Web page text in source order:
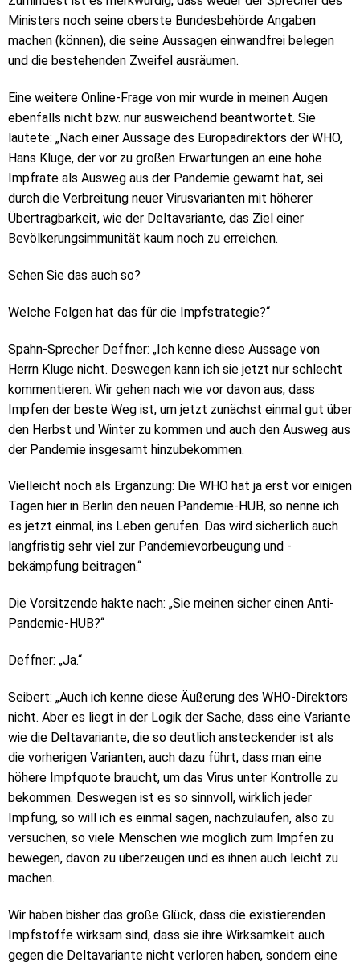
Ministers noch seine oberste Bundesbehörde Angaben
machen (können), die seine Aussagen einwandfrei belegen
und die bestehenden Zweifel ausräumen.
Eine weitere Online-Frage von mir wurde in meinen Augen
ebenfalls nicht bzw. nur ausweichend beantwortet. Sie
lautete: „Nach einer Aussage des Europadirektors der WHO,
Hans Kluge, der vor zu großen Erwartungen an eine hohe
Impfrate als Ausweg aus der Pandemie gewarnt hat, sei
durch die Verbreitung neuer Virusvarianten mit höherer
Übertragbarkeit, wie der Deltavariante, das Ziel einer
Bevölkerungsimmunität kaum noch zu erreichen.
Sehen Sie das auch so?
Welche Folgen hat das für die Impfstrategie?“
Spahn-Sprecher Deffner: „Ich kenne diese Aussage von
Herrn Kluge nicht. Deswegen kann ich sie jetzt nur schlecht
kommentieren. Wir gehen nach wie vor davon aus, dass
Impfen der beste Weg ist, um jetzt zunächst einmal gut über
den Herbst und Winter zu kommen und auch den Ausweg aus
der Pandemie insgesamt hinzubekommen.
Vielleicht noch als Ergänzung: Die WHO hat ja erst vor einigen
Tagen hier in Berlin den neuen Pandemie-HUB, so nenne ich
es jetzt einmal, ins Leben gerufen. Das wird sicherlich auch
langfristig sehr viel zur Pandemievorbeugung und -
bekämpfung beitragen.“
Die Vorsitzende hakte nach: „Sie meinen sicher einen Anti-
Pandemie-HUB?“
Deffner: „Ja.“
Seibert: „Auch ich kenne diese Äußerung des WHO-Direktors
nicht. Aber es liegt in der Logik der Sache, dass eine Variante
wie die Deltavariante, die so deutlich ansteckender ist als
die vorherigen Varianten, auch dazu führt, dass man eine
höhere Impfquote braucht, um das Virus unter Kontrolle zu
bekommen. Deswegen ist es so sinnvoll, wirklich jeder
Impfung, so will ich es einmal sagen, nachzulaufen, also zu
versuchen, so viele Menschen wie möglich zum Impfen zu
bewegen, davon zu überzeugen und es ihnen auch leicht zu
machen.
Wir haben bisher das große Glück, dass die existierenden
Impfstoffe wirksam sind, dass sie ihre Wirksamkeit auch
gegen die Deltavariante nicht verloren haben, sondern eine